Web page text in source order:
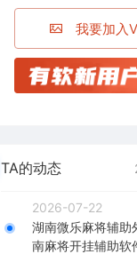
我要加入
TA的动态
2026-07-22
湖南微乐麻将辅助
南麻将开挂辅助软